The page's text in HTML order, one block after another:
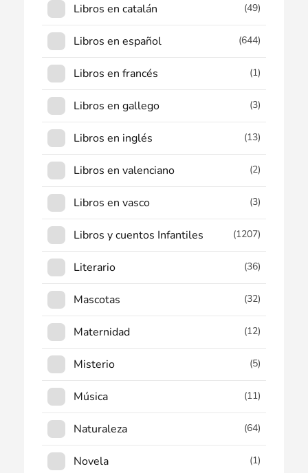
Libros en catalán (49)
Libros en español (644)
Libros en francés (1)
Libros en gallego (3)
Libros en inglés (13)
Libros en valenciano (2)
Libros en vasco (3)
Libros y cuentos Infantiles (1207)
Literario (36)
Mascotas (32)
Maternidad (12)
Misterio (5)
Música (11)
Naturaleza (64)
Novela (1)